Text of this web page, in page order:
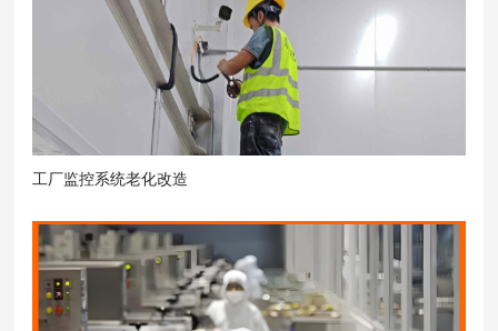
工厂监控系统老化改造